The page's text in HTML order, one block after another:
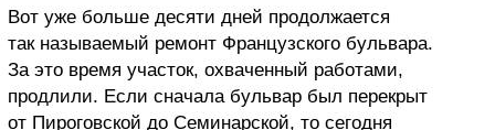
Вот уже больше десяти дней продолжается
так называемый ремонт Французского бульвара.
За это время участок, охваченный работами,
продлили. Если сначала бульвар был перекрыт
от Пироговской до Семинарской, то сегодня